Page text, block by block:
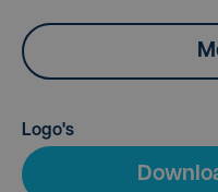
Logo's